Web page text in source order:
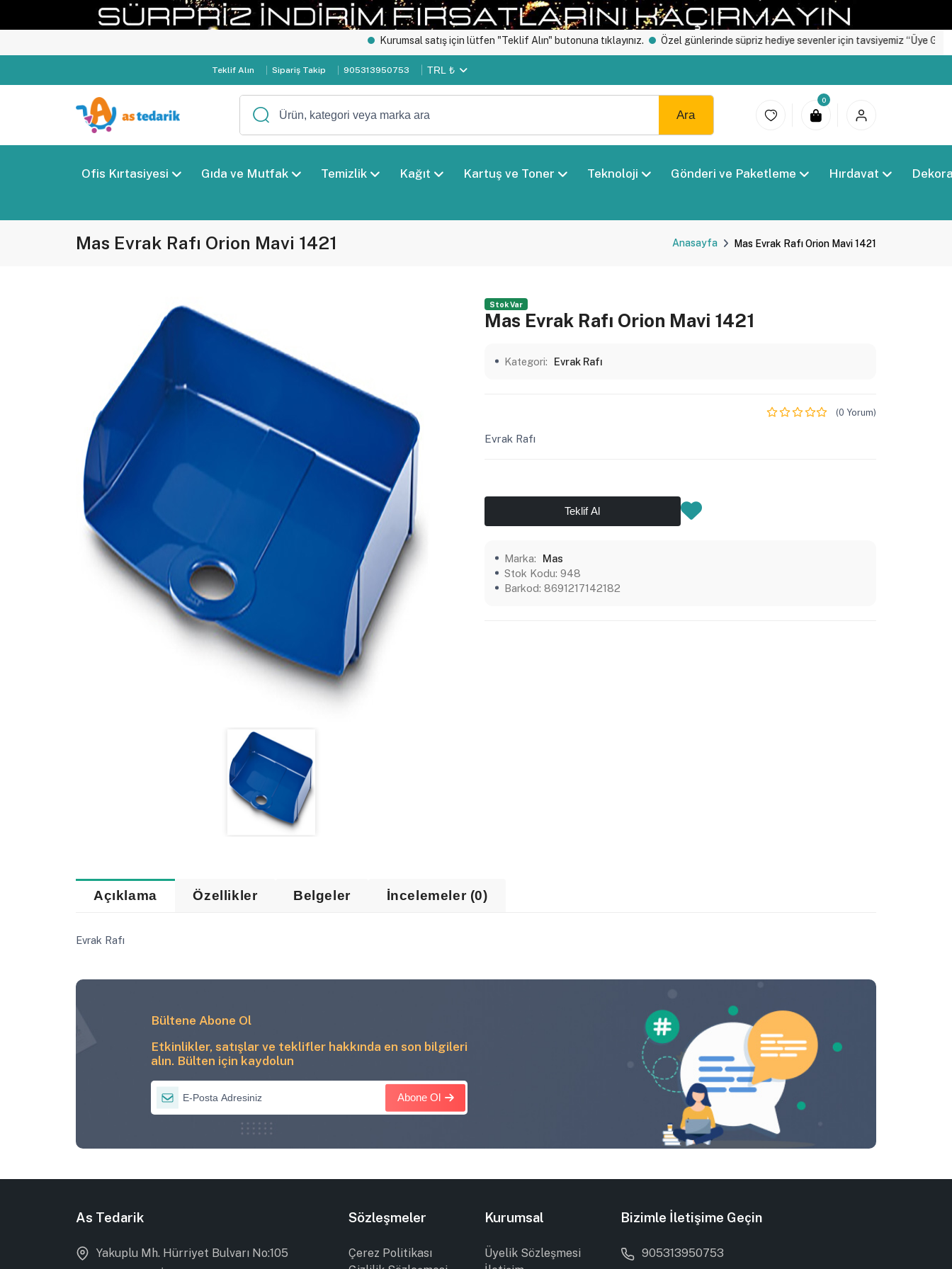
Kurumsal satış için lütfen "Teklif Alın" butonuna tıklayınız. Özel günlerinde süpriz hediye sevenler için tavsiyemiz “Üye Girişi" yapın.
Teklif Alın Sipariş Takip 905313950753 TRL ₺
Ara
0
Ofis Kırtasiyesi Gıda ve Mutfak Temizlik Kağıt Kartuş ve Toner Teknoloji Gönderi ve Paketleme Hırdavat
Mas Evrak Rafı Orion Mavi 1421 Anasayfa Mas Evrak Rafı Orion Mavi 1421
Stok Var
Mas Evrak Rafı Orion Mavi 1421
Kategori: Evrak Rafı
(0 Yorum)
Evrak Rafı
Teklif Al
Marka:
Mas
Stok Kodu: 948
Barkod: 8691217142182
Açıklama Özellikler Belgeler İncelemeler (0)
Evrak Rafı
Bültene Abone Ol
Etkinlikler, satışlar ve teklifler hakkında en son bilgileri
alın. Bülten için kaydolun
Abone Ol
As Tedarik
Yakuplu Mh. Hürriyet Bulvarı No:105
Sözleşmeler
Çerez Politikası
Kurumsal
Üyelik Sözleşmesi
Bizimle İletişime Geçin
905313950753